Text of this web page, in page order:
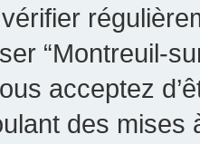
“Montreuil-
acceptez
des mises